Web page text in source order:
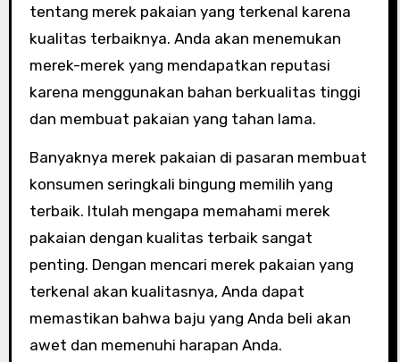
tentang merek pakaian yang terkenal karena
kualitas terbaiknya. Anda akan menemukan
merek-merek yang mendapatkan reputasi
karena menggunakan bahan berkualitas tinggi
dan membuat pakaian yang tahan lama.
Banyaknya merek pakaian di pasaran membuat
konsumen seringkali bingung memilih yang
terbaik. Itulah mengapa memahami merek
pakaian dengan kualitas terbaik sangat
penting. Dengan mencari merek pakaian yang
terkenal akan kualitasnya, Anda dapat
memastikan bahwa baju yang Anda beli akan
awet dan memenuhi harapan Anda.